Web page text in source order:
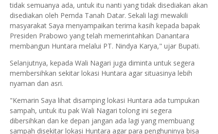
tidak semuanya ada, untuk itu nanti yang tidak disediakan akan
disediakan oleh Pemda Tanah Datar. Sekali lagi mewakili
masyarakat Saya menyampaikan terima kasih kepada bapak
Presiden Prabowo yang telah memerintahkan Danantara
membangun Huntara melalui PT. Nindya Karya," ujar Bupati.
Selanjutnya, kepada Wali Nagari juga diminta untuk segera
membersihkan sekitar lokasi Huntara agar situasinya lebih
nyaman dan asri.
"Kemarin Saya lihat disamping lokasi Huntara ada tumpukan
sampah, untuk itu pak Wali Nagari tolong ini segera
dibersihkan dan ke depan jangan ada lagi yang membuang
sampah disekitar lokasi Huntara agar para penghuninya bisa